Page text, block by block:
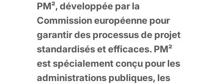
PM², développée par la
Commission européenne pour
garantir des processus de projet
standardisés et efficaces. PM²
est spécialement conçu pour les
administrations publiques, les